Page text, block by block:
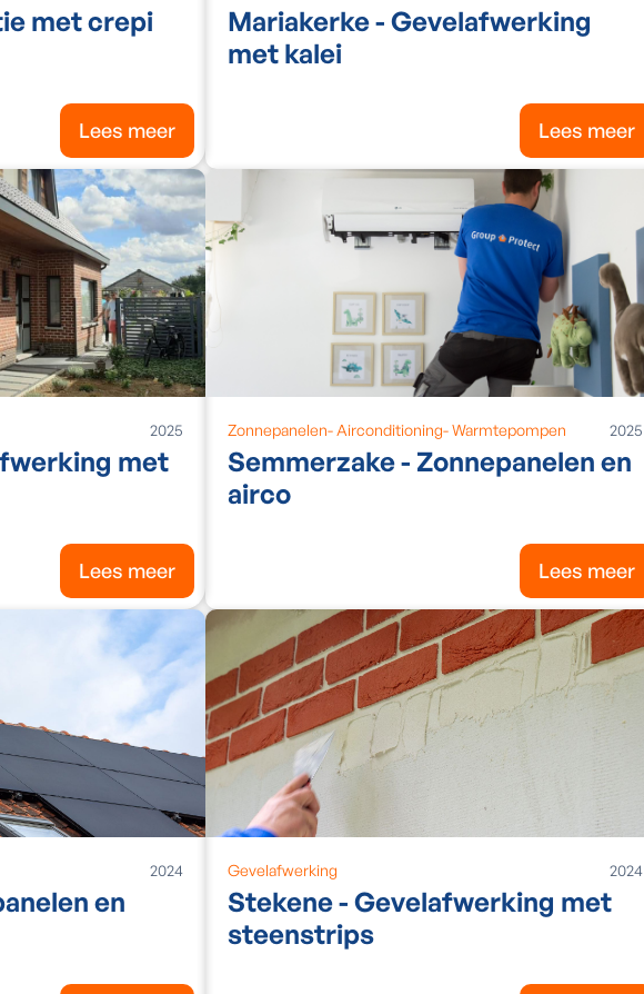
met crepi
Lees meer
Mariakerke - Gevelafwerking
met kalei
Lees meer
2025
met
Lees meer
Zonnepanelen- Airconditioning-Warmtepompen 2025
Semmerzake - Zonnepanelen en
airco
Lees meer
2024
en
Gevelafwerking 2024
Stekene - Gevelafwerking met
steenstrips